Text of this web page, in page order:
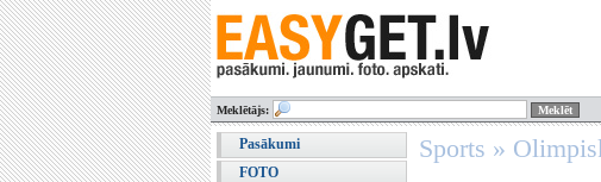
Meklētājs:
Pasākumi
FOTO
Sports »